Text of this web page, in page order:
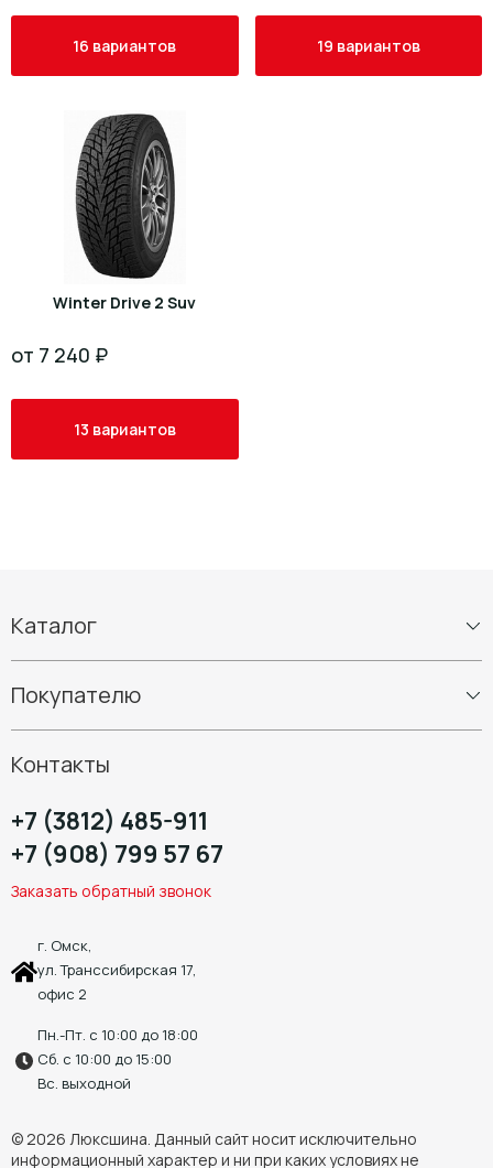
16 вариантов 19 вариантов
Winter Drive 2 Suv
от 7 240 ₽
13 вариантов
Каталог
Диски
Шиномонтаж
Покупателю
Контакты
+7 (3812) 485-911
+7 (908) 799 57 67
Заказать обратный звонок
г. Омск,
ул. Транссибирская 17,
офис 2
Пн.-Пт. с 10:00 до 18:00
Сб. с 10:00 до 15:00
Вс. выходной
© 2026 Люксшина. Данный сайт носит исключительно
информационный характер и ни при каких условиях не